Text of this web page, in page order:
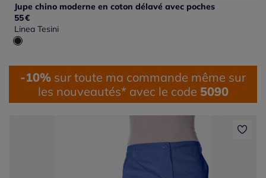
Jupe chino moderne en coton délavé avec poches
55€
Linea Tesini
-10% sur toute ma commande même sur
les nouveautés* avec le code 5090